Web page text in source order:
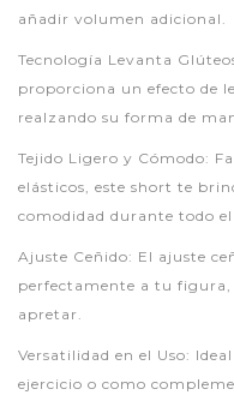
añadir volumen adicional.
Tecnología Levanta
proporciona un efecto de
realzando su forma de
Tejido Ligero y Cómodo:
elásticos, este short te
comodidad durante todo el
Ajuste Ceñido: El ajuste
perfectamente a tu figura,
apretar.
Versatilidad en el Uso:
ejercicio o como